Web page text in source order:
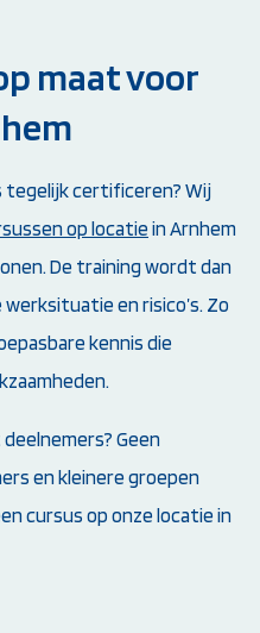
maat voor
tegelijk certificeren? Wij
op locatiein Arnhem
De training wordt dan
en risico’s. Zo
kennis die
Geen
en kleinere groepen
cursus op onze locatie in